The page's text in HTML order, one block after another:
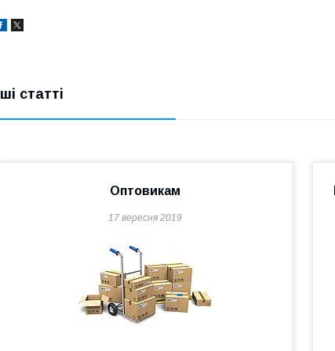
статті
Оптовикам
17 вересня 2019